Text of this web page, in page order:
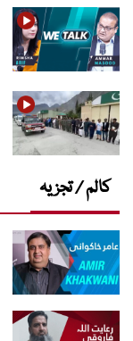
کالم / تجزیہ